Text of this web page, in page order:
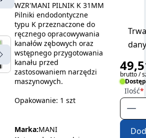
WZR'MANI PILNIK K 31MM
Pilniki endodontyczne
typu K przeznaczone do
ręcznego opracowywania
kanałów zębowych oraz
wstępnego przygotowania
kanału przed
zastosowaniem narzędzi
maszynowych.
Opakowanie: 1 szt
Marka:MANI
brutto /
Ilość